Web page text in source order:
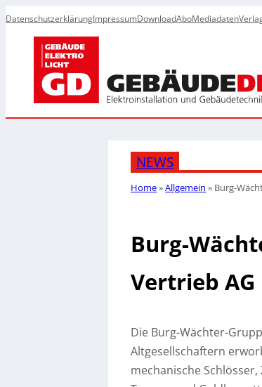
DatenschutzerklärungImpressumDownloadAboMediadaten
NEWS
Home»Allgemein » Burg-
Burg-
Vertrieb AG
Die Burg-Wächter-
Altgesellschaftern
mechanische